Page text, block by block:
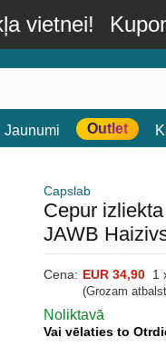
vietnei!
Jaunumi Outlet
Capslab
Cepur
JAWB
Cena: EUR 34,90 1
(Grozam
Noliktavā
Vai vēlaties to